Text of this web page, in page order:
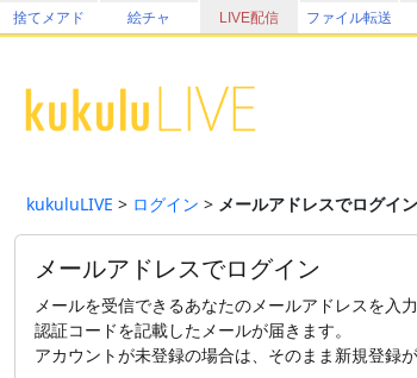
捨てメアド 絵チャ LIVE配信 ファイル転送
kukuluLIVE > ログイン > メールアドレスでログイン
メールアドレスでログイン
メールを受信できるあなたのメールアドレスを入力
認証コードを記載したメールが届きます。
アカウントが未登録の場合は、そのまま新規登録が